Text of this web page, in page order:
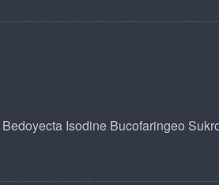
Bedoyecta Isodine Bucofaringeo